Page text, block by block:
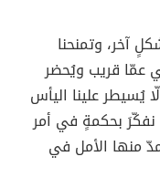
آخر، وتمنحنا
عمّا قريب ويُحضر
يُسيطر علينا اليأس
نفكّرَ بحكمةٍ في أمر
منها الأمل في